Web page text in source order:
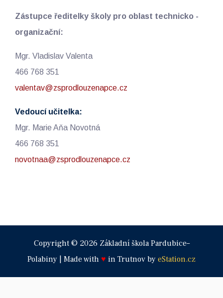
Zástupce ředitelky školy pro oblast technicko -
organizační:
Mgr. Vladislav Valenta
466 768 351
valentav@zsprodlouzenapce.cz
Vedoucí učitelka:
Mgr. Marie Aňa Novotná
466 768 351
novotnaa@zsprodlouzenapce.cz
Copyright © 2026 Základní škola Pardubice–
Polabiny | Made with ♥ in Trutnov by eStation.cz